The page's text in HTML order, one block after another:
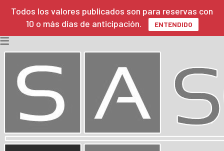
Todos los valores publicados son para reservas con
10 o más días de anticipación.
ENTENDIDO